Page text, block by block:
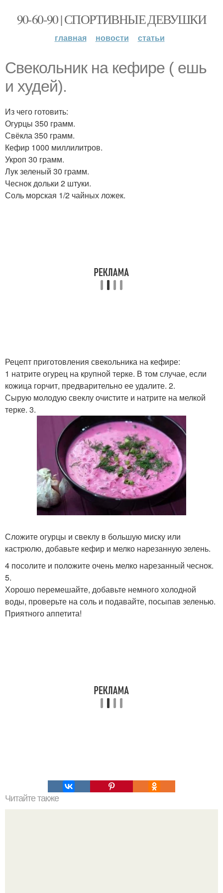
90-60-90 | СПОРТИВНЫЕ ДЕВУШКИ
главная новости статьи
Свекольник на кефире ( ешь
и худей).
Из чего готовить:
Огурцы 350 грамм.
Свёкла 350 грамм.
Кефир 1000 миллилитров.
Укроп 30 грамм.
Лук зеленый 30 грамм.
Чеснок дольки 2 штуки.
Соль морская 1/2 чайных ложек.
Рецепт приготовления свекольника на кефире:
1 натрите огурец на крупной терке. В том случае, если
кожица горчит, предварительно ее удалите. 2.
Сырую молодую свеклу очистите и натрите на мелкой
терке. 3.
Сложите огурцы и свеклу в большую миску или
кастрюлю, добавьте кефир и мелко нарезанную зелень.
4 посолите и положите очень мелко нарезанный чеснок.
5.
Хорошо перемешайте, добавьте немного холодной
воды, проверьте на соль и подавайте, посыпав зеленью.
Приятного аппетита!
Читайте также